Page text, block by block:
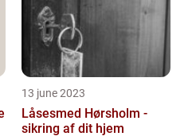
13 june 2023
Låsesmed Hørsholm -
sikring af dit hjem